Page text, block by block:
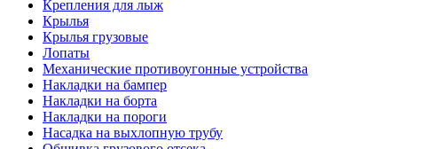
Крепления для лыж
Крылья
Крылья грузовые
Лопаты
Механические противоугонные устройства
Накладки на бампер
Накладки на борта
Накладки на пороги
Насадка на выхлопную трубу